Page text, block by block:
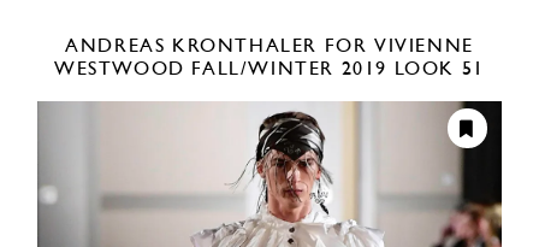
ANDREAS KRONTHALER FOR VIVIENNE
WESTWOOD FALL/WINTER 2019 LOOK 51